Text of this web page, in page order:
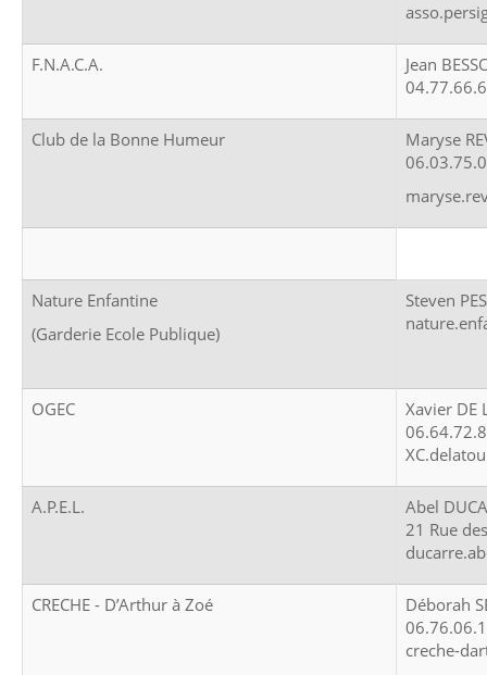
F.N.A.C.A.
Jean
Club de la Bonne Humeur
Maryse
Nature Enfantine
(Garderie Ecole Publique)
Steven
OGEC
Xavier DE
A.P.E.L.
Abel
21 Rue
CRECHE - D’Arthur à Zoé
Déborah
creche-